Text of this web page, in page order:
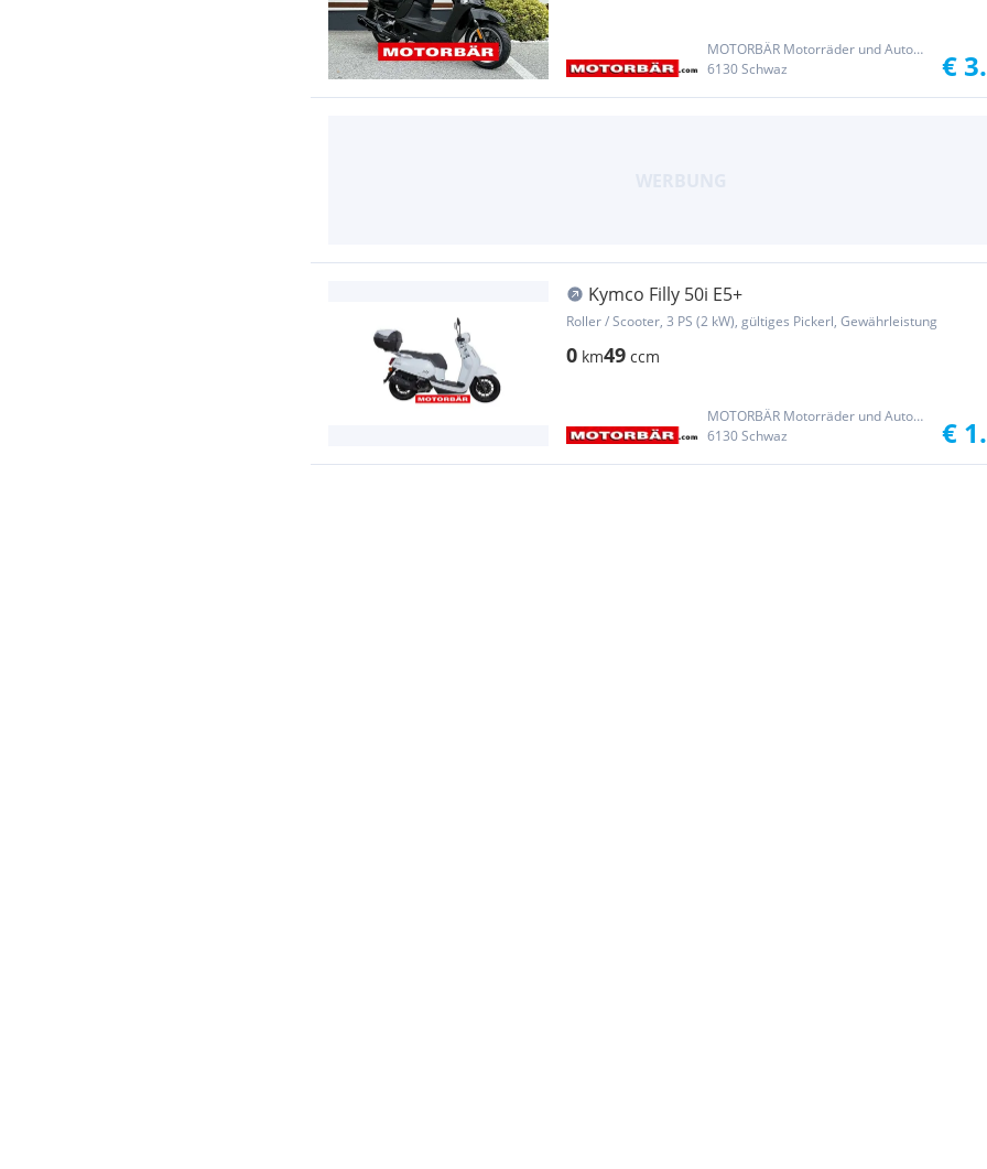
MOTORBÄR Motorräder und Automobile Handelsgesellschaft m.b.H.
6130 Schwaz
€
Kymco Filly 50i E5+
Roller / Scooter, 3 PS (2 kW), gültiges Pickerl, Gewährleistung
0 km49 ccm
MOTORBÄR Motorräder und Automobile Handelsgesellschaft m.b.H.
6130 Schwaz
€